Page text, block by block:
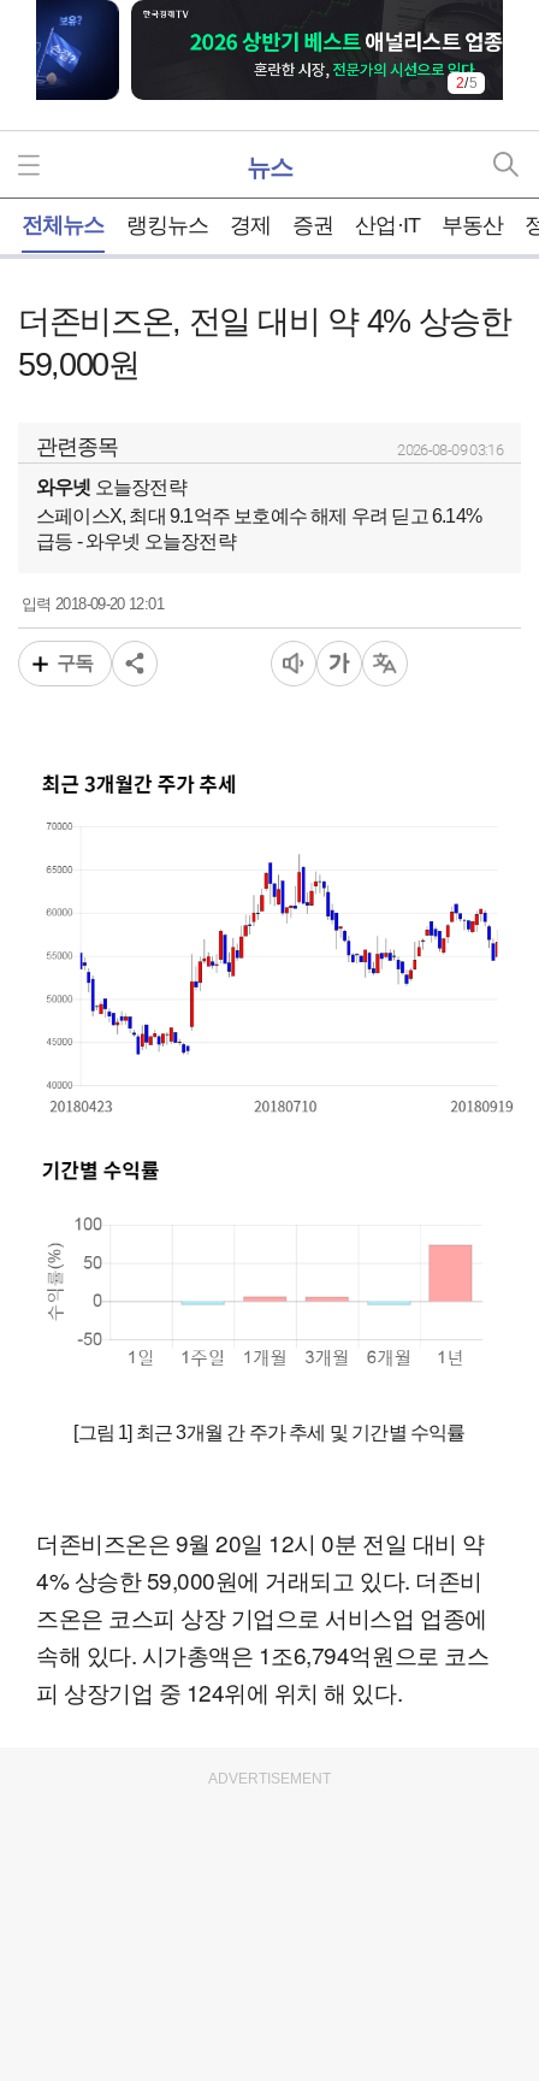
2/5
뉴스
전체뉴스 랭킹뉴스 경제 증권 산업·IT 부동산
더존비즈온, 전일 대비 약 4% 상승한
59,000원
관련종목 2026-08-09 03:16
와우넷 오늘장전략
스페이스X, 최대 9.1억주 보호예수 해제 우려 딛고 6.14%
급등 - 와우넷 오늘장전략
입력2018-09-20 12:01
구독
[그림 1] 최근 3개월 간 주가 추세 및 기간별 수익률
더존비즈온은 9월 20일 12시 0분 전일 대비 약
4% 상승한 59,000원에 거래되고 있다. 더존비
즈온은 코스피 상장 기업으로 서비스업 업종에
속해 있다. 시가총액은 1조6,794억원으로 코스
피 상장기업 중 124위에 위치 해 있다.
ADVERTISEMENT